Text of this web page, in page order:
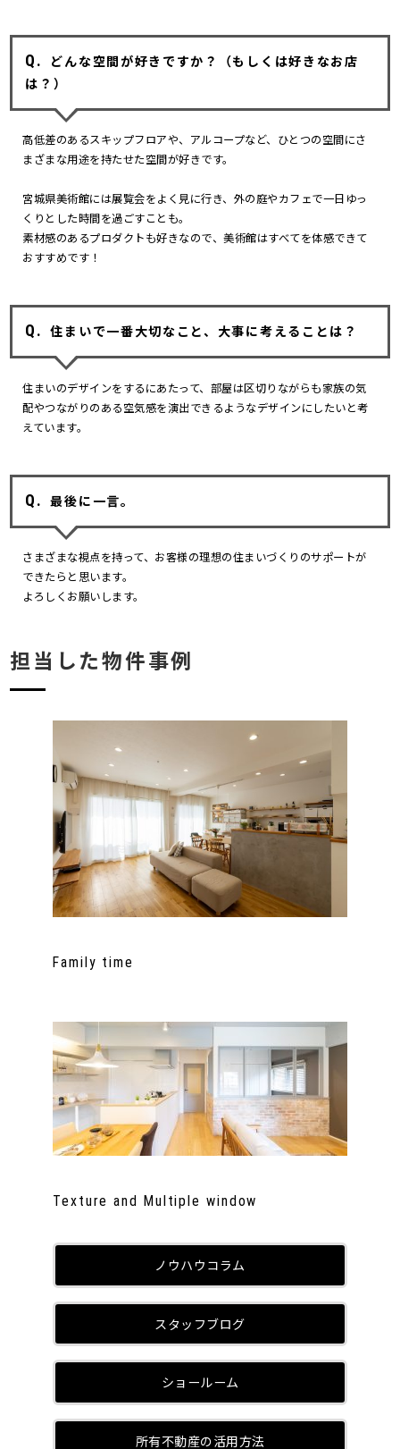
どんな空間が好きですか？（もしくは好きなお店
は？）
高低差のあるスキップフロアや、アルコープなど、ひとつの空間にさ
まざまな用途を持たせた空間が好きです。
宮城県美術館には展覧会をよく見に行き、外の庭やカフェで一日ゆっ
くりとした時間を過ごすことも。
素材感のあるプロダクトも好きなので、美術館はすべてを体感できて
おすすめです！
住まいで一番大切なこと、大事に考えることは？
住まいのデザインをするにあたって、部屋は区切りながらも家族の気
配やつながりのある空気感を演出できるようなデザインにしたいと考
えています。
最後に一言。
さまざまな視点を持って、お客様の理想の住まいづくりのサポートが
できたらと思います。
よろしくお願いします。
担当した物件事例
Family time
Texture and Multiple window
ノウハウコラム
スタッフブログ
ショールーム
所有不動産の活用方法